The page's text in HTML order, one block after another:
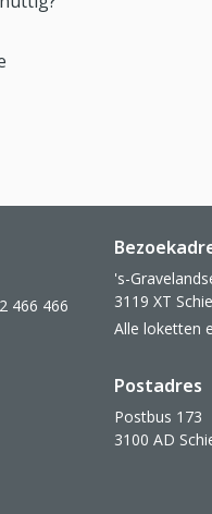
466 466
's-
3119 XT
Alle loketten
Postadres
Postbus 173
3100 AD